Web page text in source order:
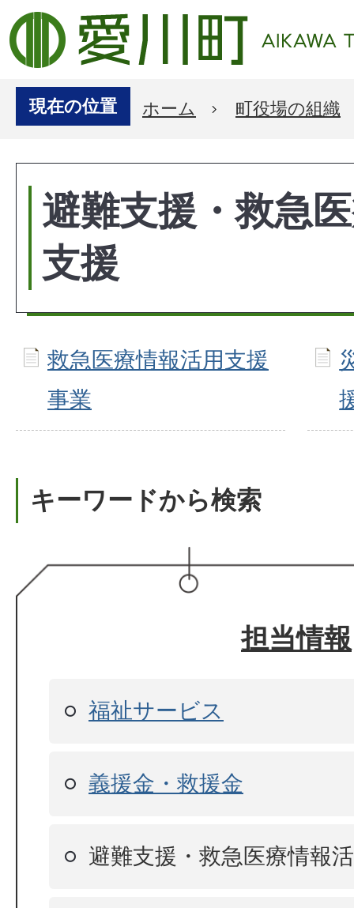
現在の位置 ホーム 町役場の組織
避難支援・救急
支援
救急医療情報活用支援
事業
キーワードから検索
担当情報
福祉サービス
義援金・救援金
避難支援・救急医療情報